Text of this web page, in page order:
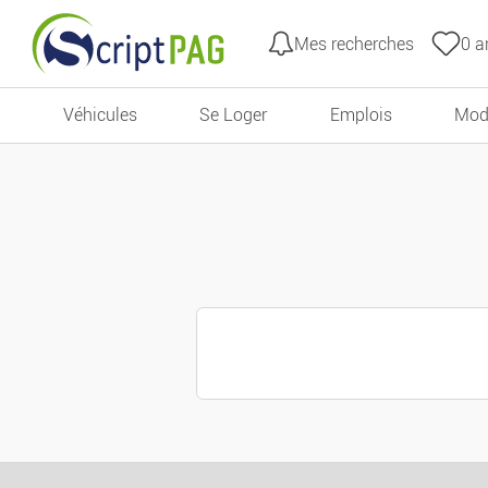
Mes recherches 0
Véhicules Se Loger Emplois